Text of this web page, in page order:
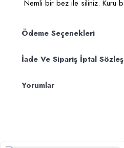
Nemli bir bez ile siliniz. Kuru
Ödeme Seçenekleri
İade Ve Sipariş İptal
Yorumlar